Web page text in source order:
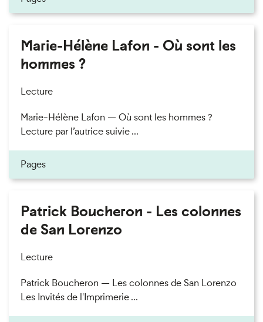
Marie-Hélène Lafon - Où sont les
hommes ?
Lecture
Marie-Hélène Lafon — Où sont les hommes ?
Lecture par l’autrice suivie ...
Pages
Patrick Boucheron - Les colonnes
de San Lorenzo
Lecture
Patrick Boucheron — Les colonnes de San Lorenzo
Les Invités de l'Imprimerie ...